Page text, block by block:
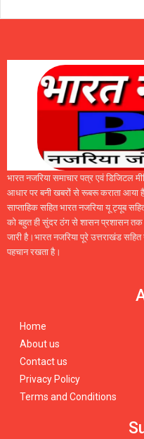
भारत नजरिया समाचार पत्र एवं डिजिटल
आधार पर बनी खबरों से रूबरू कराता आया
साप्ताहिक सहित भारत नजरिया यू ट्यूब
को बहुत ही सुंदर ठंग से शासन प्रशासन तक
जारी है।भारत नजरिया पूरे उत्तराखंड
पहचान रखता है।
Home
About us
Contact us
Privacy Policy
Terms and Conditions